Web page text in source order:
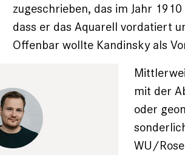
zugeschrieben, das im Jahr
dass er das Aquarell vordatiert
Offenbar wollte Kandinsky als
mit der
oder
WU/